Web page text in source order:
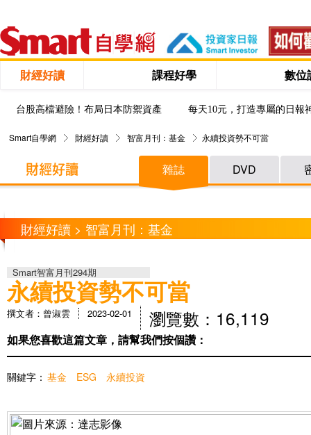
財經好讀 課程好學 數位
台股高檔避險！布局日本防禦資產 每天10元，打造專屬的日報
Smart自學網 財經好讀 智富月刊：基金 永續投資勢不可當
雜誌 DVD
財經好讀 > 智富月刊：基金
Smart智富月刊294期
永續投資勢不可當
撰文者：曾淑雲 2023-02-01 瀏覽數：16,119
如果您喜歡這篇文章，請幫我們按個讚：
關鍵字： 基金 ESG 永續投資